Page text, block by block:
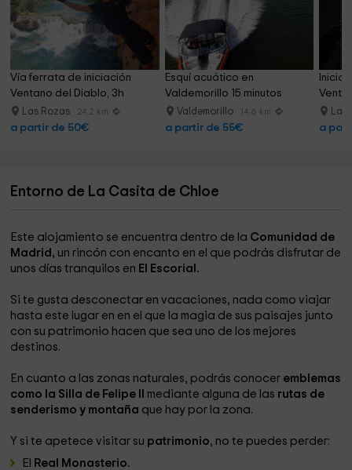
Vía ferrata de iniciación
Ventano del Diablo, 3h
Las Rozas 24.2 km
a partir de 50€
Esquí acuático en
Valdemorillo 15 minutos
Valdemorillo 14.6 km
a partir de 55€
Las
a
Entorno de La Casita de Chloe
Este alojamiento se encuentra dentro de la Comunidad de
Madrid, un rincón con encanto en el que podrás disfrutar de
unos días tranquilos en El Escorial.
Si te gusta desconectar en vacaciones, nada como viajar
hasta este lugar en en el que la magia de sus paisajes junto
con su patrimonio hacen que sea uno de los mejores
destinos.
En cuanto a las zonas naturales, podrás conocer emblemas
como la Silla de Felipe II
mediante alguna de las rutas de
senderismo y montaña que hay por la zona.
Y si te apetece visitar su patrimonio, no te puedes perder:
El
Real Monasterio.